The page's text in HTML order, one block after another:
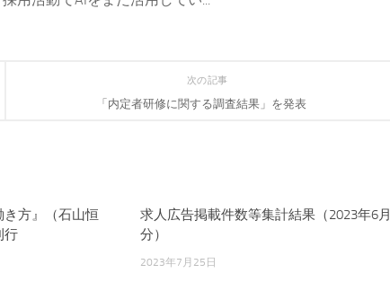
次の記事
「内定者研修に関する調査結果」を発表
き方』（石山恒
行
求人広告掲載件数等集計結果（2023年6月
分）
2023年7月25日